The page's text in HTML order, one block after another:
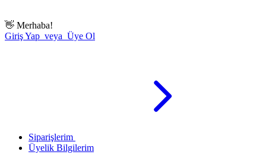
👋 Merhaba!
Giriş Yap veya Üye Ol
Siparişlerim
Üyelik Bilgilerim